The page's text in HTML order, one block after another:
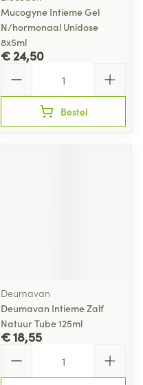
Mucogyne Intieme Gel
N/hormonaal Unidose
8x5ml
€ 24,50
Bestel
Deumavan
Deumavan Intieme Zalf
Natuur Tube 125ml
€ 18,55